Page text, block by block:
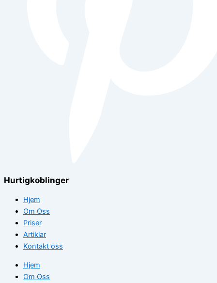
Hurtigkoblinger
Hjem
Om Oss
Priser
Artiklar
Kontakt oss
Hjem
Om Oss